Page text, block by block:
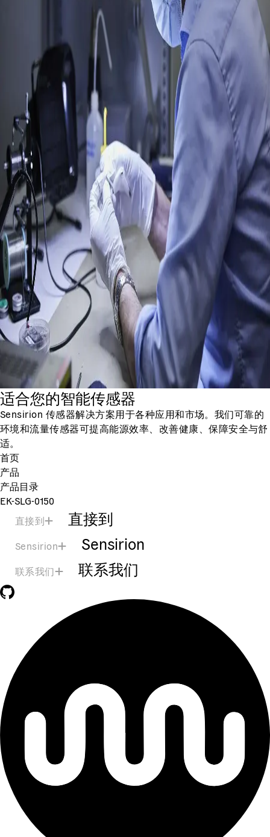
适合您的智能传感器
Sensirion 传感器解决方案用于各种应用和市场。我们可靠的
环境和流量传感器可提高能源效率、改善健康、保障安全与舒
适。
首页
产品
产品目录
EK-SLG-0150
直接到
直接到
Sensirion Sensirion
联系我们 联系我们